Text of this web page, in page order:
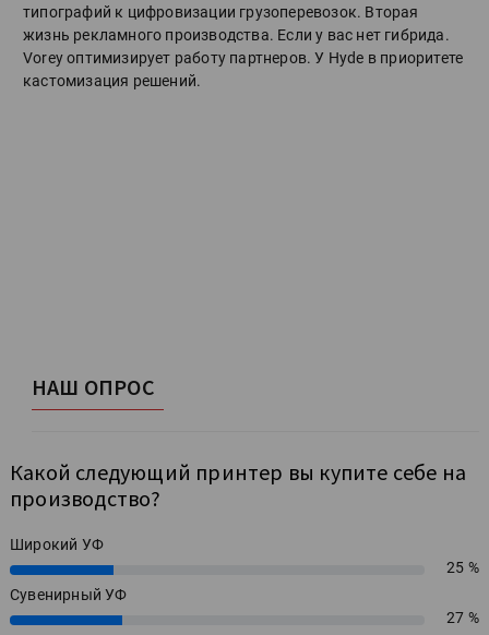
типографий к цифровизации грузоперевозок. Вторая
жизнь рекламного производства. Если у вас нет гибрида.
Vorey оптимизирует работу партнеров. У Hyde в приоритете
кастомизация решений.
НАШ ОПРОС
Какой следующий принтер вы купите себе на
производство?
Широкий УФ
25%
25 %
Сувенирный УФ
27%
27 %